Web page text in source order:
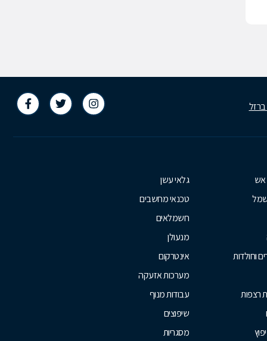
אש
וחולדות
רצפות
גלאי עשן
טכנאי מחשבים
חשמלאים
מנעולן
אינטרקום
מערכות אזעקה
עבודות מנוף
שיפוצים
מסגריות